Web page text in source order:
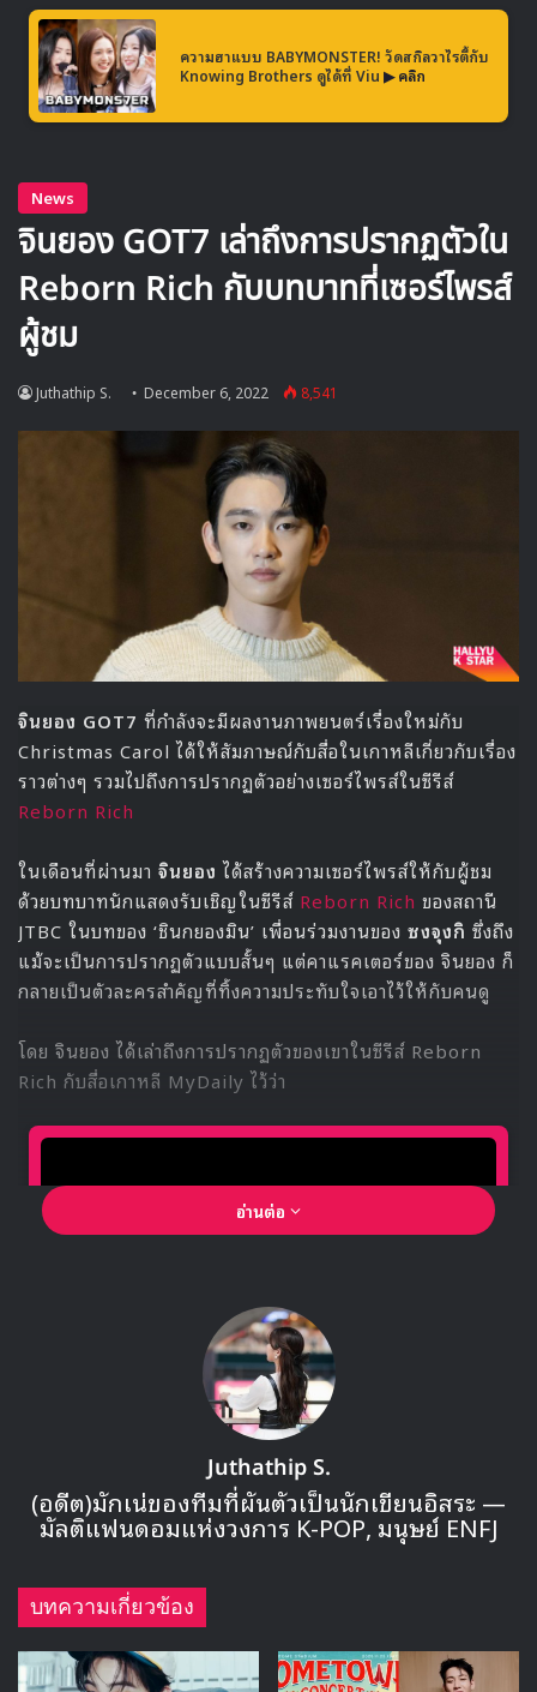
อย่าง‘The Rainy Night’
อัลบั้ม และเริ่มต้นโค้งสุดท้ายของคอนเสิร์ตด้วยเพลง‘Faster’
เพลงที่มาพร้อมกับท่าเต้นสโลว์โมชันสุดเท่ และเพลงไตเติ้ลที่ทุก
คนตั้งตารออย่างเพลง‘2 Baddies’เป็นเพลงที่มีท่อนร้องติดหู
Porsche” ร่วมกับเอฟเฟกสุดตระการตา จัดเต็ม ทั้งเวทีสไลด์
แสง สี เสียง สร้างความสนุกและเรียกเสียงเชียร์จากแฟน ๆ ได้
ดังสนั่นฮอลล์
🎙GYUBIN ปลื้มเมืองไทยขนาดไหน? ถึงกลับมาถ่าย
MV เพลงใหม่ LIKE U 100 ที่กรุงเทพ
▶ คลิกดูสัมภาษณ์พิเศษ
สำหรับความพิเศษที่ NCT 127 มอบให้กับแฟน ๆ ที่รับชมได้
แค่ในคอนเสิร์ตครั้งนี้คือ การแสดงโซโล่ที่ถ่ายทอดเอกลักษณ์
เฉพาะตัวของแต่ละสมาชิก ไม่ว่าจะเป็น
เพลง ‘Vibration’,แทยงกับเพลง’Moonlight’ ที่โชว์ความเท่
แบบฟังกี้, การเต้นโชว์เสน่ห์อันน่าหลงใหลของจองอูและการ
เต้นสุดเซ็กซี่ เพิ่มความร้อนแรงในคอนเสิร์ตของ จอห์นนี่, เพลง
‘Lost’ กับเสียงร้องเพราะๆ ชวนหลงใหลของแจฮยอนกับฉาก
ห้องนอนที่แจฮยอนบอกว่าอยากให้ความรู้สึกเหมือนสนิทกับ
เสียงร้องที่ซึ้งกินใจของโดยองและ เพลง ‘ Butterfly’ ที่ทั้ง
ร้องและเต้นอย่างเข้าถึงอารมณ์พร้อมโชว์รอยสักผีเสื้อของ
ในเพลงสุดโรแมนติกและเซ็กซี่เบา ๆ ‘ Love Sign’,แทยง
และการเต้นของ
จอห์นนี่ แทยง ยูตะ แจฮยอน
ในเพลง Run
Back 2 U + BASSBOT ที่ทำให้หวนนึกถึงช่วงรุกกี้ของหนุ่มๆ
NCT 127 เผยความรู้สึกในช่วงท้ายคอนเสิร์ตว่า “พวกเราได้คุย
กันว่าครั้งหน้าถ้ามีโอกาสกลับมา พวกเราก็อยากจะไปหาทุกๆ
คน หลายๆ ที่ นอกจากกรุงเทพ อาจจะไปเชียงใหม่ด้วยนะครับ
แต่อยากบอกตรงๆนะครับ ยังไม่รู้ว่าจะเกิดขึ้นได้จริงหรือเปล่า
แต่ถ้าความรักของทุกคนมันร้อนแรงขนาดนี้ ก็เลยอยากขอบคุณ
ทุกๆ คนอีกครั้งนึงที่ให้ความรักพวกเราและก็ให้พวกเรา NCT
127 ได้มีโอกาสเล่นคอนเสิร์ตในประเทศไทยแบบนี้นะครับ”
การต้อนรับของทุกคนก็คือดีที่สุด อีกทั้งยังเตรียมประโยคภาษา
ไทยน่ารัก ๆ มาให้แฟน ๆ กรี๊ดกันอย่างสนั่นหวั่นไหวเลยทีเดียว
โดยอง “ชีจือนี่ไทยน่ารักที่หนึ่งเลยครับ”
ความฮาแบบ BABYMONSTER! วัดสกิลวาไรตี้กับ
Knowing Brothers ดูได้ที่ Viu ▶ คลิก